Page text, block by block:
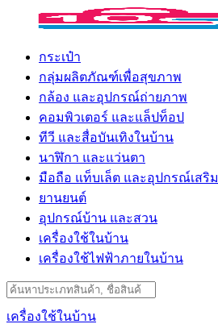
กระเป๋า
กลุ่มผลิตภัณฑ์เพื่อสุขภาพ
กล้อง และอุปกรณ์ถ่ายภาพ
คอมพิวเตอร์ และแล็ปท็อป
ทีวี และสื่อบันเทิงในบ้าน
นาฬิกา และแว่นตา
มือถือ แท็บเล็ต และอุปกรณ์เสริม
ยานยนต์
อุปกรณ์บ้าน และสวน
เครื่องใช้ในบ้าน
เครื่องใช้ไฟฟ้าภายในบ้าน
Search
for:
เครื่องใช้ในบ้าน